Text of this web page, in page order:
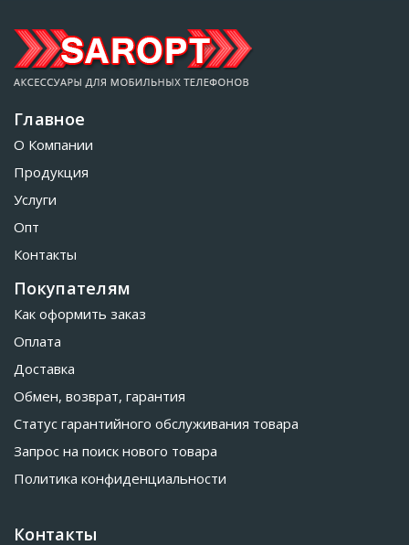
Главное
О Компании
Продукция
Услуги
Опт
Контакты
Покупателям
Как оформить заказ
Оплата
Доставка
Обмен, возврат, гарантия
Статус гарантийного обслуживания товара
Запрос на поиск нового товара
Политика конфиденциальности
Контакты